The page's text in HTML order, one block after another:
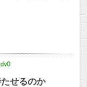
せるのか